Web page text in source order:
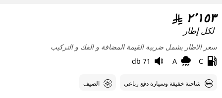
6
٢٬١٥٣
لكل إطار
سعر الاطار يشمل ضريبة القيمة المضافة و الفك و التركيب
C
A
71 db
شاحنة خفيفة وسيارة دفع رباعي الصيف